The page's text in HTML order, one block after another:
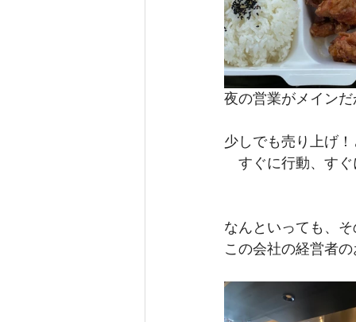
夜の営業がメイン
少しでも売り上げ
すぐに行動、すぐ
なんといっても、
この会社の経営者